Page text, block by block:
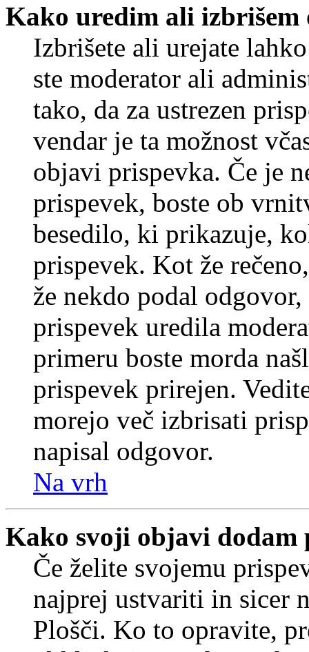
Kako uredim ali izbrišem
Izbrišete ali urejate
ste moderator ali
tako, da za ustrezen
vendar je ta možnost
objavi prispevka. Če je
prispevek, boste ob
besedilo, ki prikazuje,
prispevek. Kot že
že nekdo podal
prispevek uredila
primeru boste morda
prispevek prirejen.
morejo več izbrisati
napisal odgovor.
Na vrh
Kako svoji objavi dodam
Če želite svojemu
najprej ustvariti in sicer
Plošči. Ko to opravite,